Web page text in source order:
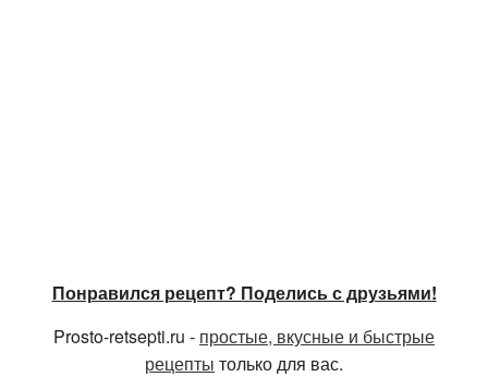
Понравился рецепт? Поделись с друзьями!
Prosto-retsepti.ru - простые, вкусные и быстрые
рецепты только для вас.